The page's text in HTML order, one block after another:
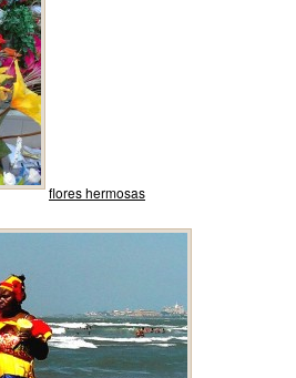
flores hermosas